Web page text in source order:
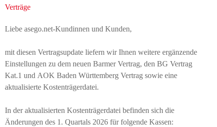
Verträge
Liebe asego.net-Kundinnen und Kunden,
mit diesen Vertragsupdate liefern wir Ihnen weitere ergänzende
Einstellungen zu dem neuen Barmer Vertrag, den BG Vertrag
Kat.1 und AOK Baden Württemberg Vertrag sowie eine
aktualisierte Kostenträgerdatei.
In der aktualisierten Kostenträgerdatei befinden sich die
Änderungen des 1. Quartals 2026 für folgende Kassen: